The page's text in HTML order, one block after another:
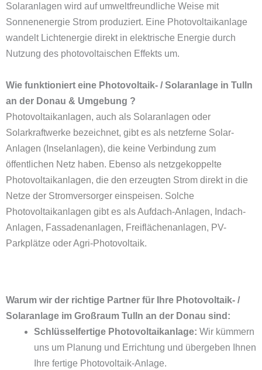
Solaranlagen wird auf umweltfreundliche Weise mit
Sonnenenergie Strom produziert. Eine Photovoltaikanlage
wandelt Lichtenergie direkt in elektrische Energie durch
Nutzung des photovoltaischen Effekts um.
Wie funktioniert eine Photovoltaik- / Solaranlage in Tulln
an der Donau & Umgebung ?
Photovoltaikanlagen, auch als Solaranlagen oder
Solarkraftwerke bezeichnet, gibt es als netzferne Solar-
Anlagen (Inselanlagen), die keine Verbindung zum
öffentlichen Netz haben. Ebenso als netzgekoppelte
Photovoltaikanlagen, die den erzeugten Strom direkt in die
Netze der Stromversorger einspeisen. Solche
Photovoltaikanlagen gibt es als Aufdach-Anlagen, Indach-
Anlagen, Fassadenanlagen, Freiflächenanlagen, PV-
Parkplätze oderAgri-Photovoltaik.
Warum wir der richtige Partner für Ihre Photovoltaik- /
Solaranlage im Großraum Tulln an der Donau sind:
Schlüsselfertige Photovoltaikanlage: Wir kümmern
uns um Planung und Errichtung und übergeben Ihnen
Ihre fertige Photovoltaik-Anlage.